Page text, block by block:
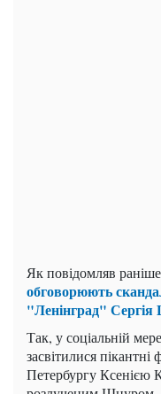
Як повідомляв
обговорюють
"Ленінград"
Так, у соціальній
засвітилися
Петербургу Ксенією